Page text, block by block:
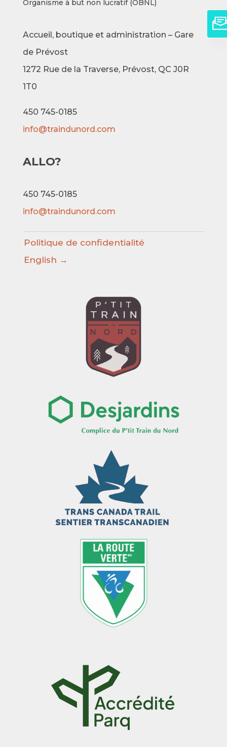
Organisme à but non lucratif (OBNL)
Accueil, boutique et administration – Gare
de Prévost
1272 Rue de la Traverse, Prévost, QC J0R
1T0
450 745-0185
info@traindunord.com
ALLO?
450 745-0185
info@traindunord.com
Politique de confidentialité
English →